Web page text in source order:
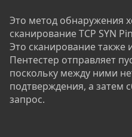
Это метод обнаружения
сканирование TCP SYN
Это сканирование также
Пентестер отправляет
поскольку между ними
подтверждения, а затем
запрос.